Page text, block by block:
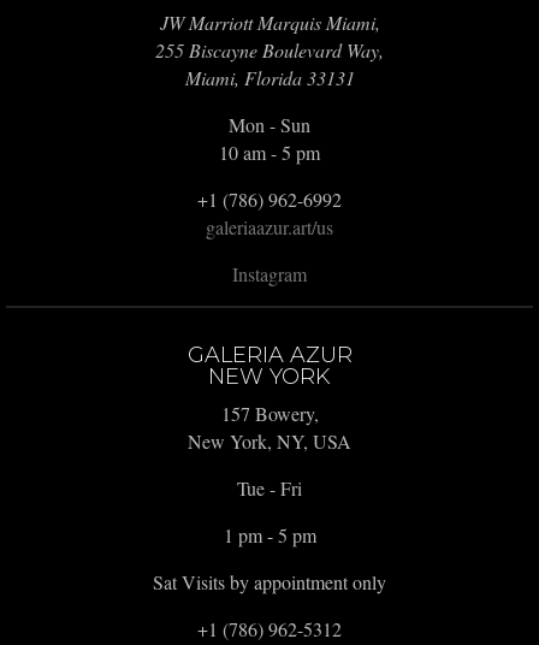
JW Marriott Marquis Miami,
255 Biscayne Boulevard Way,
Miami, Florida 33131
Mon - Sun
10 am - 5 pm
+1 (786) 962-6992
galeriaazur.art/us
Instagram
GALERIA AZUR
NEW YORK
157 Bowery,
New York, NY, USA
Tue - Fri
1 pm - 5 pm
Sat Visits by appointment only
+1 (786) 962-5312